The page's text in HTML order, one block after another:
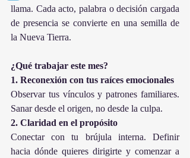
llama. Cada acto, palabra o decisión cargada
de presencia se convierte en una semilla de
la Nueva Tierra.
¿Qué trabajar este mes?
1. Reconexión con tus raíces emocionales
Observar tus vínculos y patrones familiares.
Sanar desde el origen, no desde la culpa.
2. Claridad en el propósito
Conectar con tu brújula interna. Definir
hacia dónde quieres dirigirte y comenzar a